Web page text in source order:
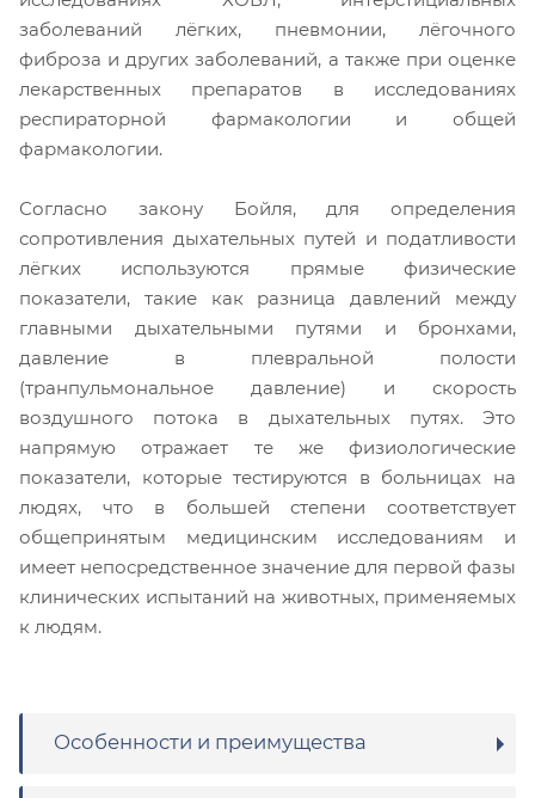
заболеваний лёгких, пневмонии, лёгочного
фиброза и других заболеваний, а также при оценке
лекарственных препаратов в исследованиях
респираторной фармакологии и общей
фармакологии.
Согласно закону Бойля, для определения
сопротивления дыхательных путей и податливости
лёгких используются прямые физические
показатели, такие как разница давлений между
главными дыхательными путями и бронхами,
давление в плевральной полости
(транпульмональное давление) и скорость
воздушного потока в дыхательных путях. Это
напрямую отражает те же физиологические
показатели, которые тестируются в больницах на
людях, что в большей степени соответствует
общепринятым медицинским исследованиям и
имеет непосредственное значение для первой фазы
клинических испытаний на животных, применяемых
к людям.
Особенности и преимущества